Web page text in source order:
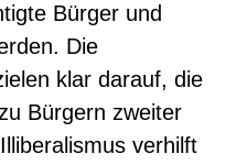
Bürger und
Die
klar darauf, die
Bürgern zweiter
verhilft